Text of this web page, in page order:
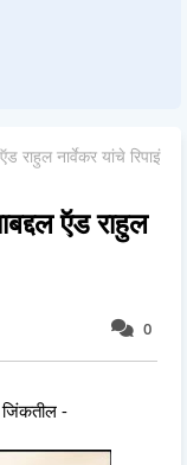
राहुल नार्वेकर यांचे रिपाइं
ऍड राहुल
0
जिंकतील -